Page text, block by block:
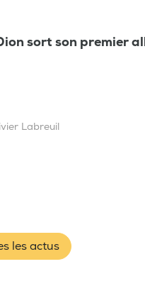
sort son premier
Labreuil
les actus